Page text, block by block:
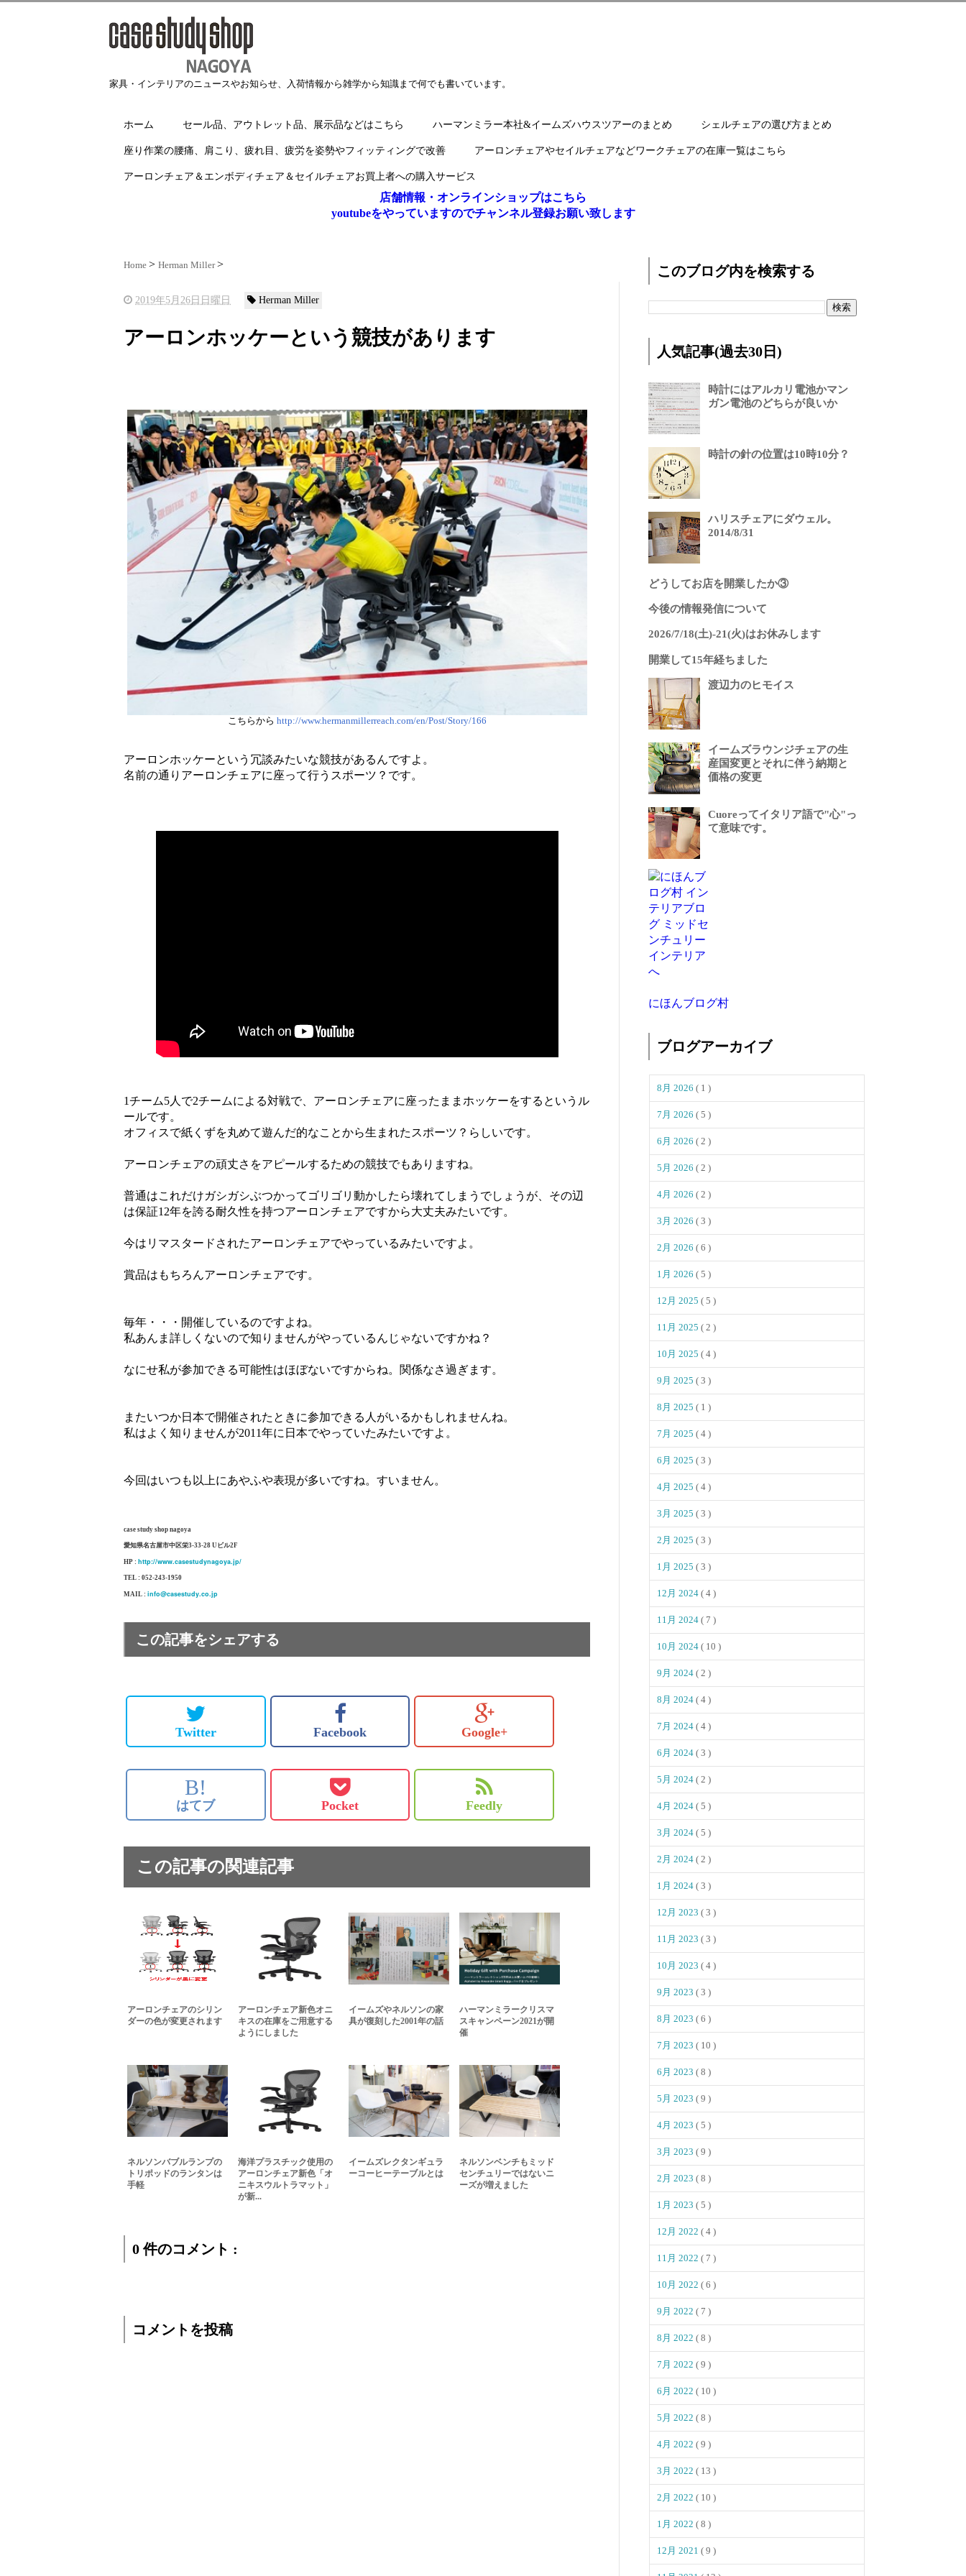
家具・インテリアのニュースやお知らせ、入荷情報から雑学から知識まで何でも書いています。
ホーム セール品、アウトレット品、展示品などはこちら ハーマンミラー本社&イームズハウスツアーのまとめ シェルチェアの選び方まとめ
座り作業の腰痛、肩こり、疲れ目、疲労を姿勢やフィッティングで改善 アーロンチェアやセイルチェアなどワークチェアの在庫一覧はこちら
アーロンチェア＆エンボディチェア＆セイルチェアお買上者への購入サービス
店舗情報・オンラインショップはこちら
youtubeをやっていますのでチャンネル登録お願い致します
Home Herman Miller
2019年5月26日日曜日 Herman Miller
アーロンホッケーという競技があります
こちらから http://www.hermanmillerreach.com/en/Post/Story/166
アーロンホッケーという冗談みたいな競技があるんですよ。
名前の通りアーロンチェアに座って行うスポーツ？です。
1チーム5人で2チームによる対戦で、アーロンチェアに座ったままホッケーをするというル
ールです。
オフィスで紙くずを丸めて遊んだ的なことから生まれたスポーツ？らしいです。
アーロンチェアの頑丈さをアピールするための競技でもありますね。
普通はこれだけガシガシぶつかってゴリゴリ動かしたら壊れてしまうでしょうが、その辺
は保証12年を誇る耐久性を持つアーロンチェアですから大丈夫みたいです。
今はリマスタードされたアーロンチェアでやっているみたいですよ。
賞品はもちろんアーロンチェアです。
毎年・・・開催しているのですよね。
私あんま詳しくないので知りませんがやっているんじゃないですかね？
なにせ私が参加できる可能性はほぼないですからね。関係なさ過ぎます。
またいつか日本で開催されたときに参加できる人がいるかもしれませんね。
私はよく知りませんが2011年に日本でやっていたみたいですよ。
今回はいつも以上にあやふや表現が多いですね。すいません。
case study shop nagoya
愛知県名古屋市中区栄3-33-28 Uビル2F
HP : http://www.casestudynagoya.jp/
TEL : 052-243-1950
MAIL : info@casestudy.co.jp
この記事をシェアする
Twitter Facebook Google+
B!
はてブ Pocket Feedly
この記事の関連記事
アーロンチェアのシリン
ダーの色が変更されます
アーロンチェア新色オニ
キスの在庫をご用意する
ようにしました
イームズやネルソンの家
具が復刻した2001年の話
ハーマンミラークリスマ
スキャンペーン2021が開
催
ネルソンバブルランプの
トリポッドのランタンは
手軽
海洋プラスチック使用の
アーロンチェア新色「オ
ニキスウルトラマット」
が新...
イームズレクタンギュラ
ーコーヒーテーブルとは
ネルソンベンチもミッド
センチュリーではないニ
ーズが増えました
0 件のコメント :
コメントを投稿
このブログ内を検索する
人気記事(過去30日)
時計にはアルカリ電池かマン
ガン電池のどちらが良いか
時計の針の位置は10時10分？
ハリスチェアにダウェル。
2014/8/31
どうしてお店を開業したか③
今後の情報発信について
2026/7/18(土)-21(火)はお休みします
開業して15年経ちました
渡辺力のヒモイス
イームズラウンジチェアの生
産国変更とそれに伴う納期と
価格の変更
Cuoreってイタリア語で"心"っ
て意味です。
にほんブログ村
ブログアーカイブ
8月 2026 ( 1 )
7月 2026 ( 5 )
6月 2026 ( 2 )
5月 2026 ( 2 )
4月 2026 ( 2 )
3月 2026 ( 3 )
2月 2026 ( 6 )
1月 2026 ( 5 )
12月 2025 ( 5 )
11月 2025 ( 2 )
10月 2025 ( 4 )
9月 2025 ( 3 )
8月 2025 ( 1 )
7月 2025 ( 4 )
6月 2025 ( 3 )
4月 2025 ( 4 )
3月 2025 ( 3 )
2月 2025 ( 3 )
1月 2025 ( 3 )
12月 2024 ( 4 )
11月 2024 ( 7 )
10月 2024 ( 10 )
9月 2024 ( 2 )
8月 2024 ( 4 )
7月 2024 ( 4 )
6月 2024 ( 3 )
5月 2024 ( 2 )
4月 2024 ( 5 )
3月 2024 ( 5 )
2月 2024 ( 2 )
1月 2024 ( 3 )
12月 2023 ( 3 )
11月 2023 ( 3 )
10月 2023 ( 4 )
9月 2023 ( 3 )
8月 2023 ( 6 )
7月 2023 ( 10 )
6月 2023 ( 8 )
5月 2023 ( 9 )
4月 2023 ( 5 )
3月 2023 ( 9 )
2月 2023 ( 8 )
1月 2023 ( 5 )
12月 2022 ( 4 )
11月 2022 ( 7 )
10月 2022 ( 6 )
9月 2022 ( 7 )
8月 2022 ( 8 )
7月 2022 ( 9 )
6月 2022 ( 10 )
5月 2022 ( 8 )
4月 2022 ( 9 )
3月 2022 ( 13 )
2月 2022 ( 10 )
1月 2022 ( 8 )
12月 2021 ( 9 )